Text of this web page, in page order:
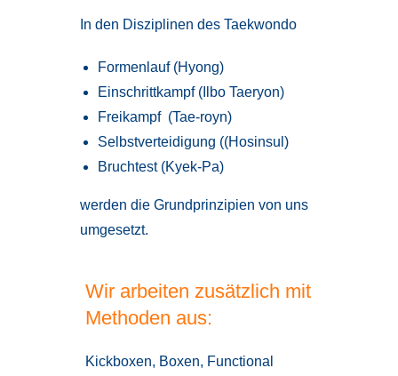
In den Disziplinen des Taekwondo
Formenlauf (Hyong)
Einschrittkampf (Ilbo Taeryon)
Freikampf (Tae-royn)
Selbstverteidigung ((Hosinsul)
Bruchtest (Kyek-Pa)
werden die Grundprinzipien von uns
umgesetzt.
Wir arbeiten zusätzlich mit
Methoden aus:
Kickboxen, Boxen, Functional